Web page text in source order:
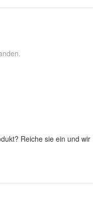
Reiche sie ein und wir